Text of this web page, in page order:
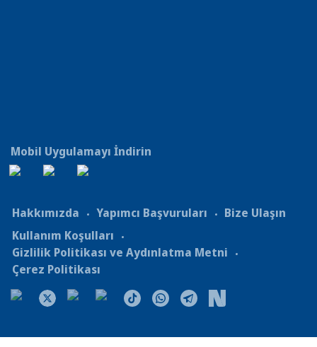
Mobil Uygulamayı İndirin
Hakkımızda Yapımcı Başvuruları
Bize Ulaşın
Kullanım Koşulları
Gizlilik Politikası ve Aydınlatma Metni
Çerez Politikası